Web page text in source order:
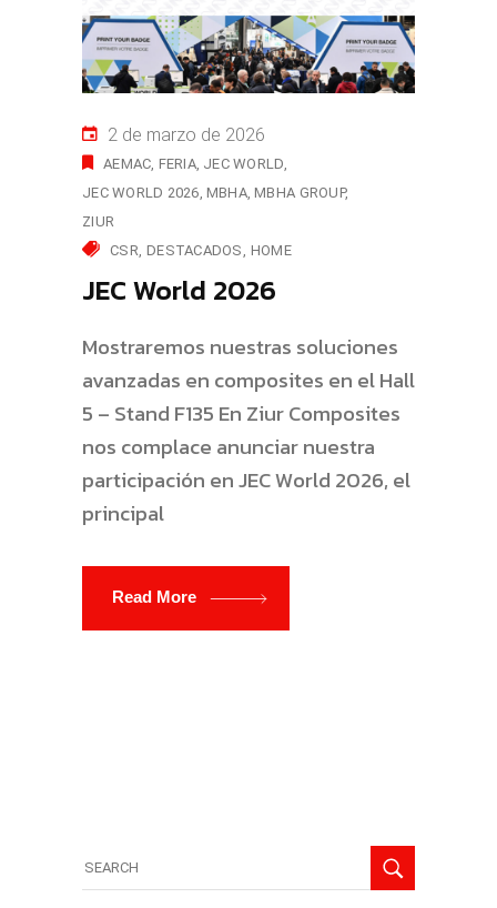
2 de marzo de 2026
AEMAC FERIA JEC WORLD
JEC WORLD 2026 MBHA MBHA GROUP
ZIUR
CSR DESTACADOS HOME
JEC World 2026
Mostraremos nuestras soluciones
avanzadas en composites en el Hall
5 – Stand F135 En Ziur Composites
nos complace anunciar nuestra
participación en JEC World 2026, el
principal
Read More
for: